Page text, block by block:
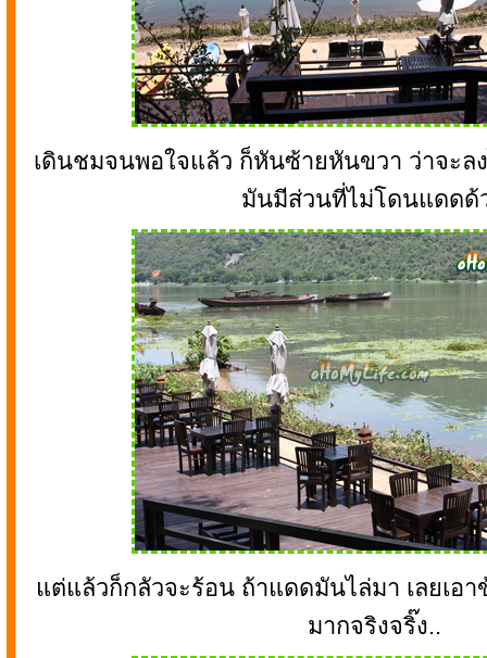
เดินชมจนพอใจแล้ว ก็หันซ้ายหันขวา ว่าจะล
มันมีส่วนที่ไม่โดนแดดด้
แต่แล้วก็กลัวจะร้อน ถ้าแดดมันไล่มา เลยเอ
มากจริงจริ๊ง..